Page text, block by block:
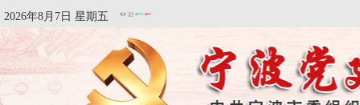
2026年8月7日 星期五